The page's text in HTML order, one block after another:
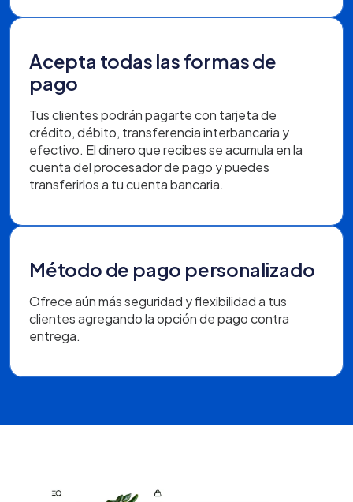
Acepta todas las formas de
pago
Tus clientes podrán pagarte con tarjeta de
crédito, débito, transferencia interbancaria y
efectivo. El dinero que recibes se acumula en la
cuenta del procesador de pago y puedes
transferirlos a tu cuenta bancaria.
Método de pago personalizado
Ofrece aún más seguridad y flexibilidad a tus
clientes agregando la opción de pago contra
entrega.